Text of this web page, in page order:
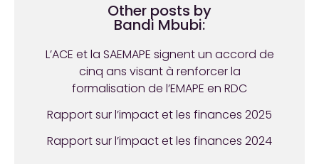
Other posts by
Bandi Mbubi:
L’ACE et la SAEMAPE signent un accord de
cinq ans visant à renforcer la
formalisation de l’EMAPE en RDC
Rapport sur l’impact et les finances 2025
Rapport sur l’impact et les finances 2024